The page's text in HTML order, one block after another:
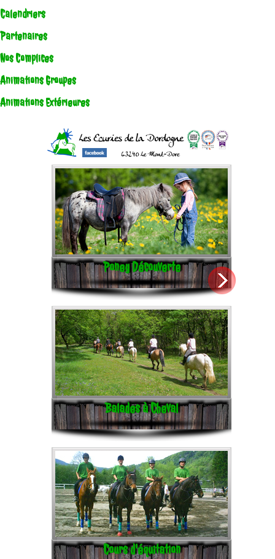
Calendriers
Partenaires
Nos Complices
Animations Groupes
Animations Extérieures
Poney Découverte
Balades à Cheval
Cours d'équitation